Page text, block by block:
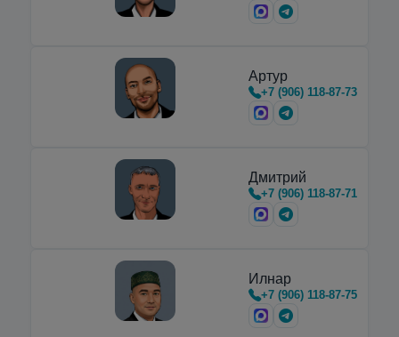
Артур
+7 (906) 118-87-73
Дмитрий
+7 (906) 118-87-71
Илнар
+7 (906) 118-87-75